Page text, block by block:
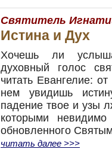
Святитель
Истина и Дух
Хочешь ли
духовный голос
читать Евангелие:
нем увидишь
падение твое и узы
которыми
обновленного
читать далее >>>